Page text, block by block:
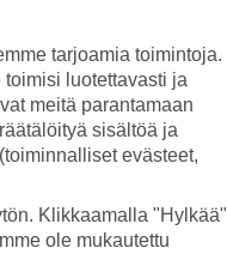
tarjoamia toimintoja.
luotettavasti ja
meitä parantamaan
sisältöä ja
evästeet,
Klikkaamalla "Hylkää"
ole mukautettu